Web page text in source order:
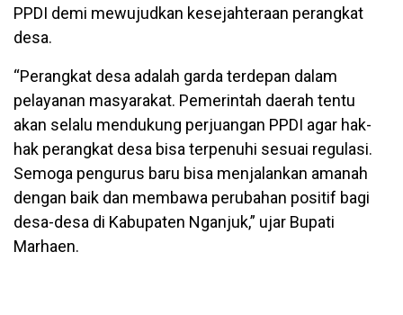
PPDI demi mewujudkan kesejahteraan perangkat
desa.
“Perangkat desa adalah garda terdepan dalam
pelayanan masyarakat. Pemerintah daerah tentu
akan selalu mendukung perjuangan PPDI agar hak-
hak perangkat desa bisa terpenuhi sesuai regulasi.
Semoga pengurus baru bisa menjalankan amanah
dengan baik dan membawa perubahan positif bagi
desa-desa di Kabupaten Nganjuk,” ujar Bupati
Marhaen.